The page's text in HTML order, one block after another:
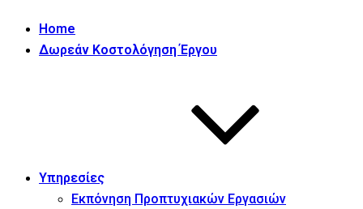
Home
Δωρεάν Κοστολόγηση Έργου
Υπηρεσίες
Εκπόνηση Προπτυχιακών Εργασιών